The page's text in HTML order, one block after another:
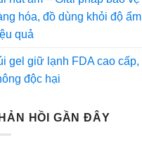
hóa, đồ dùng khỏi độ ẩm
quả
gel giữ lạnh FDA cao cấp,
độc hại
HỒI GẦN ĐÂY